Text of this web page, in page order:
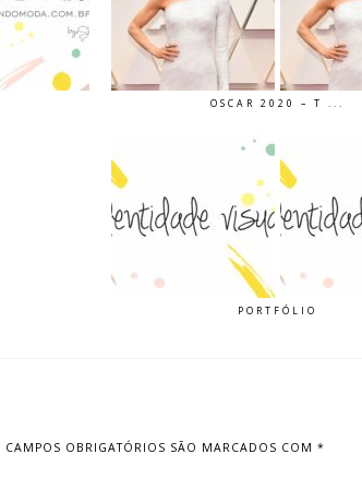
OSCAR 2020 – T ...
PORTFÓLIO
CAMPOS OBRIGATÓRIOS SÃO MARCADOS COM *